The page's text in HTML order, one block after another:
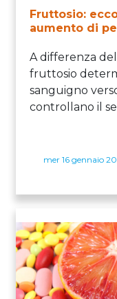
Fruttosio:
aumento di
A differenza
fruttosio
sanguigno
controllano il
mer 16 gennaio